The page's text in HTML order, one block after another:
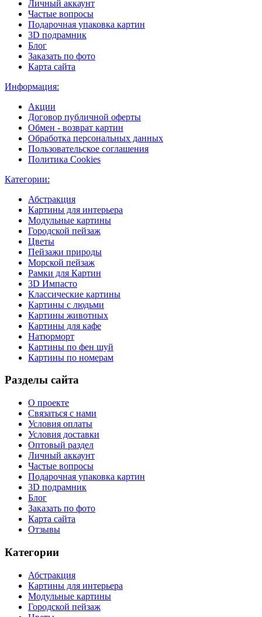
Личный аккаунт
Частые вопросы
Подарочная упаковка картин
3D подрамник
Блог
Заказать по фото
Карта сайта
Информация:
Акции
Договор публичной оферты
Обмен - возврат картин
Обработка персональных данных
Пользовательское соглашения
Политика Cookies
Категории:
Абстракция
Картины для интерьера
Модульные картины
Городской пейзаж
Цветы
Пейзажи природы
Морской пейзаж
Рамки для Картин
3D Импасто
Классические картины
Картины с людьми
Картины животных
Картины для кафе
Натюрморт
Картины по фен шуй
Картины по номерам
Разделы сайта
О проекте
Связаться с нами
Условия оплаты
Условия доставки
Оптовый раздел
Личный аккаунт
Частые вопросы
Подарочная упаковка картин
3D подрамник
Блог
Заказать по фото
Карта сайта
Отзывы
Категории
Абстракция
Картины для интерьера
Модульные картины
Городской пейзаж